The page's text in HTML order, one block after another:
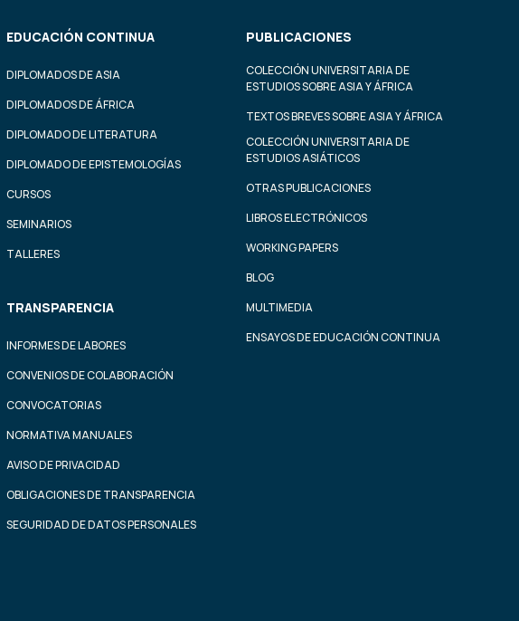
EDUCACIÓN CONTINUA
DIPLOMADOS DE ASIA
DIPLOMADOS DE ÁFRICA
DIPLOMADO DE LITERATURA
DIPLOMADO DE EPISTEMOLOGÍAS
CURSOS
SEMINARIOS
TALLERES
TRANSPARENCIA
INFORMES DE LABORES
CONVENIOS DE COLABORACIÓN
CONVOCATORIAS
NORMATIVA MANUALES
AVISO DE PRIVACIDAD
OBLIGACIONES DE TRANSPARENCIA
SEGURIDAD DE DATOS PERSONALES
PUBLICACIONES
COLECCIÓN UNIVERSITARIA DE
ESTUDIOS SOBRE ASIA Y ÁFRICA
TEXTOS BREVES SOBRE ASIA Y ÁFRICA
COLECCIÓN UNIVERSITARIA DE
ESTUDIOS ASIÁTICOS
OTRAS PUBLICACIONES
LIBROS ELECTRÓNICOS
WORKING PAPERS
BLOG
MULTIMEDIA
ENSAYOS DE EDUCACIÓN CONTINUA